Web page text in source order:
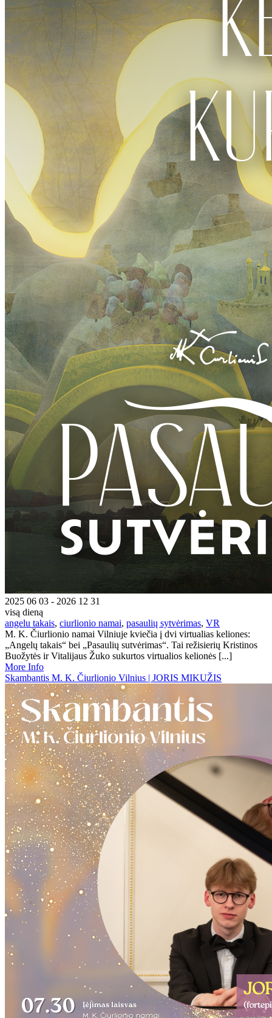
2025 06 03 - 2026 12 31
visą dieną
angelu takais, ciurlionio namai, pasaulių sytvėrimas, VR
M. K. Čiurlionio namai Vilniuje kviečia į dvi virtualias keliones:
„Angelų takais“ bei „Pasaulių sutvėrimas“. Tai režisierių Kristinos
Buožytės ir Vitalijaus Žuko sukurtos virtualios kelionės [...]
More Info
Skambantis M. K. Čiurlionio Vilnius | JORIS MIKUŽIS